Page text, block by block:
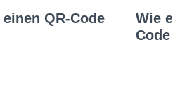
QR-Code
Wie
Code